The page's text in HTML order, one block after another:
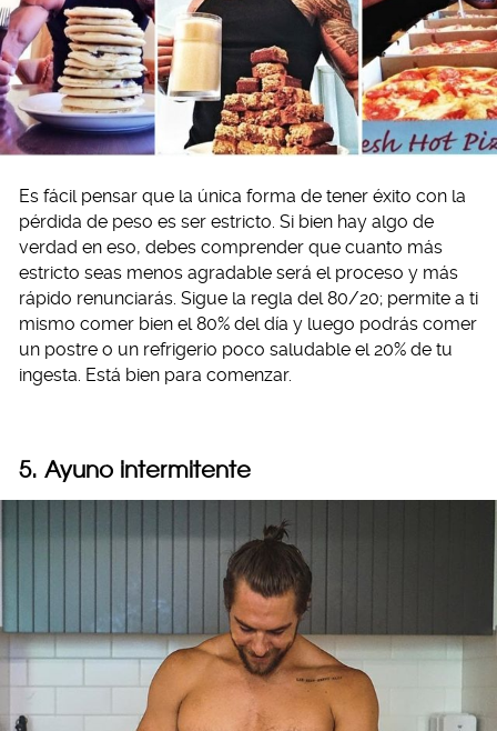
Es fácil pensar que la única forma de tener éxito con la
pérdida de peso es ser estricto. Si bien hay algo de
verdad en eso, debes comprender que cuanto más
estricto seas menos agradable será el proceso y más
rápido renunciarás. Sigue la regla del 80/20; permite a ti
mismo comer bien el 80% del día y luego podrás comer
un postre o un refrigerio poco saludable el 20% de tu
ingesta. Está bien para comenzar.
5. Ayuno intermitente